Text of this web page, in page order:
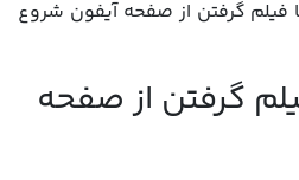
فیلم گرفتن از صفحه آیفون شروع
گرفتن از صفحه